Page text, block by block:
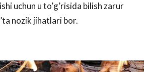
uchun u to’g’risida bilish zarur
nozik jihatlari bor.